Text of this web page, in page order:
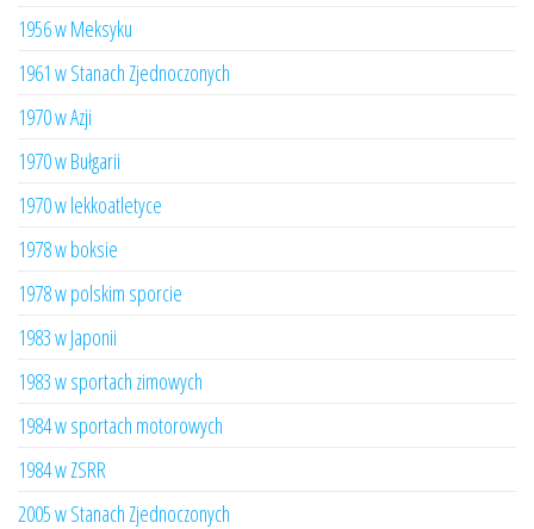
1956 w Meksyku
1961 w Stanach Zjednoczonych
1970 w Azji
1970 w Bułgarii
1970 w lekkoatletyce
1978 w boksie
1978 w polskim sporcie
1983 w Japonii
1983 w sportach zimowych
1984 w sportach motorowych
1984 w ZSRR
2005 w Stanach Zjednoczonych